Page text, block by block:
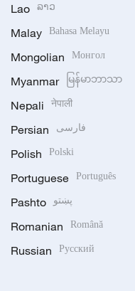
Lao ລາວ
Malay Bahasa Melayu
Mongolian Монгол
Myanmar မြန်မာဘာသာ
Nepali नेपाली
Persian فارسی
Polish Polski
Portuguese Português
Pashto پښتو
Romanian Română
Russian Русский